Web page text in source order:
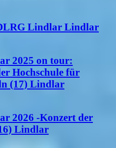
Lindlar Lindlar
2025 on tour:
Hochschule für
(17) Lindlar
2026 -Konzert der
Lindlar